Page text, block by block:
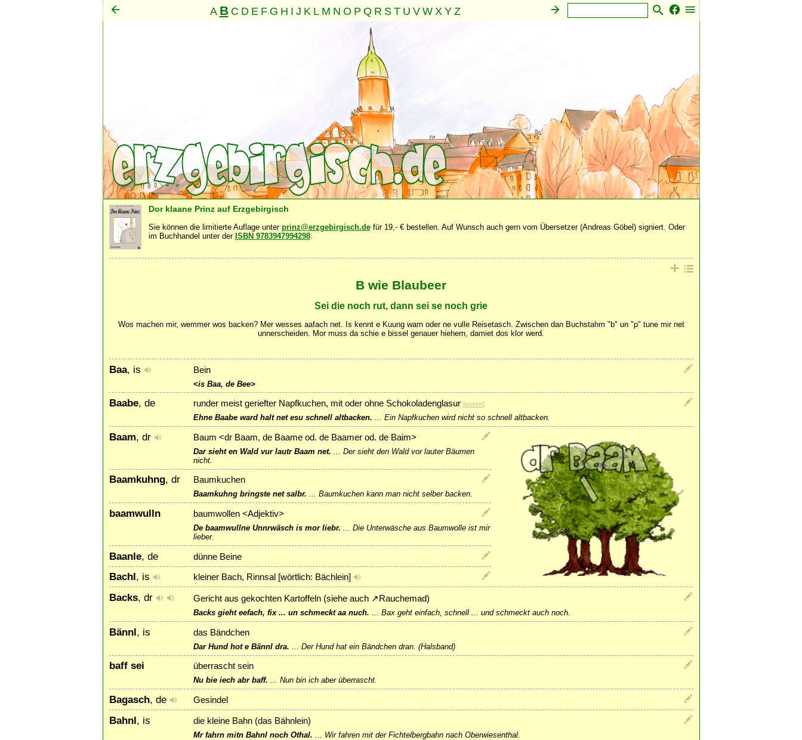
A B C D E F G H I J K L M N O P Q R S T U V W X Y Z
·
Dor klaane Prinz auf Erzgebirgisch
Sie können die limitierte Auflage unter prinz@erzgebirgisch.defür 19,- € bestellen. Auf Wunsch auch gern vom Übersetzer (Andreas Göbel) signiert. Oder
im Buchhandel unter der ISBN 9783947994298.
B wie Blaubeer
Sei die noch rut, dann sei se noch grie
Wos machen mir, wemmer wos backen? Mer wesses aafach net. Is kennt e Kuung warn oder ne vulle Reisetasch. Zwischen dan Buchstahm "b" un "p" tune mir net
unnerscheiden. Mor muss da schie e bissel genauer hiehern, damiet dos klor werd.
Baa, is Bein
<is Baa, de Bee>
Baabe, de runder meist geriefter Napfkuchen, mit oder ohne Schokoladenglasur [essen]
Ehne Baabe ward halt net esu schnell altbacken. ... Ein Napfkuchen wird nicht so schnell altbacken.
Baam, dr Baum <dr Baam, de Baame od. de Baamer od. de Baim>
Dar sieht en Wald vur lautr Baam net.
Der sieht den Wald vor lauter Bäumen
nicht.
Baamkuhng, dr Baumkuchen
Baamkuhng bringste net salbr. ... Baumkuchen kann man nicht selber backen.
baamwulln baumwollen <Adjektiv>
De baamwullne Unnrwäsch is mor liebr. ... Die Unterwäsche aus Baumwolle ist mir
lieber.
Baanle, de dünne Beine
Bachl, is kleiner Bach, Rinnsal [wörtlich: Bächlein]
Backs, dr Gericht aus gekochten Kartoffeln (siehe auch ↗ Rauchemad)
Backs gieht eefach, fix ... un schmeckt aa nuch. ... Bax geht einfach, schnell ... und schmeckt auch noch.
Bännl, is das Bändchen
Dar Hund hot e Bännl dra. Der Hund hat ein Bändchen dran. (Halsband)
baff sei überrascht sein
Nu bie iech abr baff. ... Nun bin ich aber überrascht.
Bagasch, de Gesindel
Bahnl, is die kleine Bahn (das Bähnlein)
Mr fahrn mitn Bahnl noch Othal. Wir fahren mit der Fichtelbergbahn nach Oberwiesenthal.